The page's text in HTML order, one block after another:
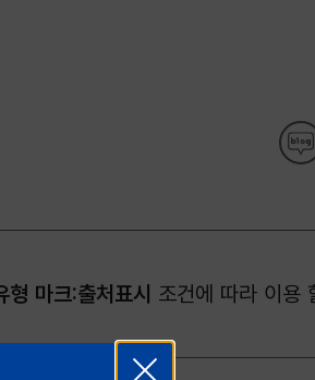
마크:출처표시 조건에 따라 이용